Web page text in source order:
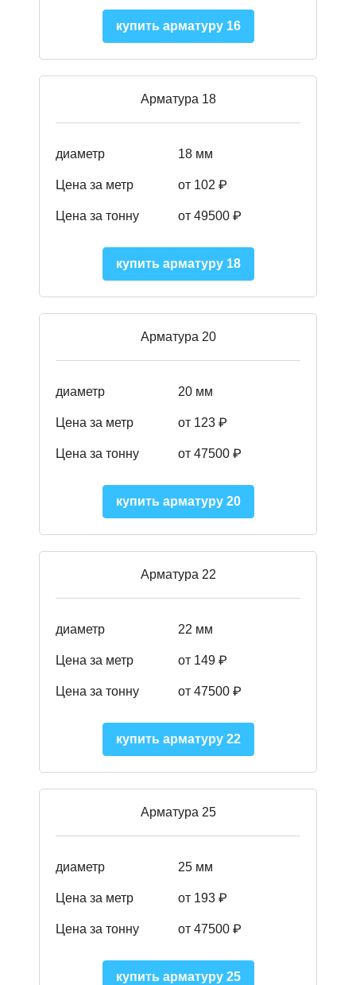
купить арматуру 16
Арматура 18
диаметр 18 мм
Цена за метр от 102 ₽
Цена за тонну от 49500 ₽
купить арматуру 18
Арматура 20
диаметр 20 мм
Цена за метр от 123 ₽
Цена за тонну от 47500 ₽
купить арматуру 20
Арматура 22
диаметр 22 мм
Цена за метр от 149 ₽
Цена за тонну от 47500 ₽
купить арматуру 22
Арматура 25
диаметр 25 мм
Цена за метр от 193 ₽
Цена за тонну от 47500 ₽
купить арматуру 25